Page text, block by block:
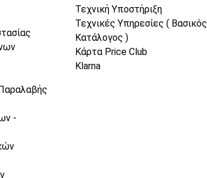
-
Τεχνική Υποστήριξη
Τεχνικές Υπηρεσίες ( Βασικός
Κατάλογος )
Κάρτα Price Club
Klarna